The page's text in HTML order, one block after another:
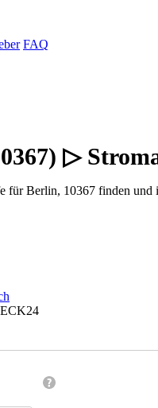
FAQ
▷
für Berlin, 10367 finden